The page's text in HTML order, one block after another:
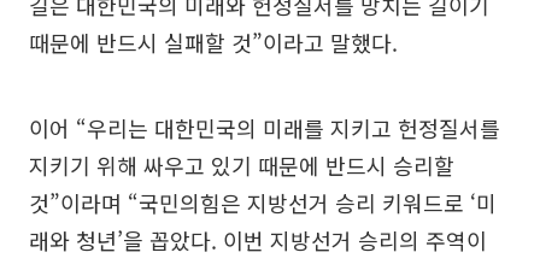
때문에 반드시 실패할 것”이라고 말했다.
이어 “우리는 대한민국의 미래를 지키고 헌정질서를
지키기 위해 싸우고 있기 때문에 반드시 승리할
것”이라며 “국민의힘은 지방선거 승리 키워드로 ‘미
래와 청년’을 꼽았다. 이번 지방선거 승리의 주역이